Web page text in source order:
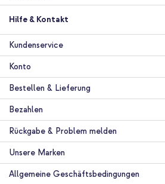
Hilfe & Kontakt
Kundenservice
Konto
Bestellen & Lieferung
Bezahlen
Rückgabe & Problem melden
Unsere Marken
Allgemeine Geschäftsbedingungen